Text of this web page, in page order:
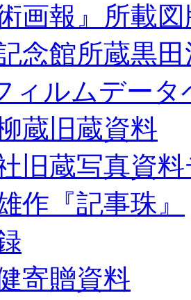
術画報』所載
念館所蔵黒
ィルムデータ
蔵旧蔵資料
旧蔵写真資
作『記事珠』
寄贈資料